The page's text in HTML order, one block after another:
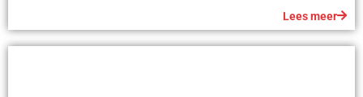
Lees meer